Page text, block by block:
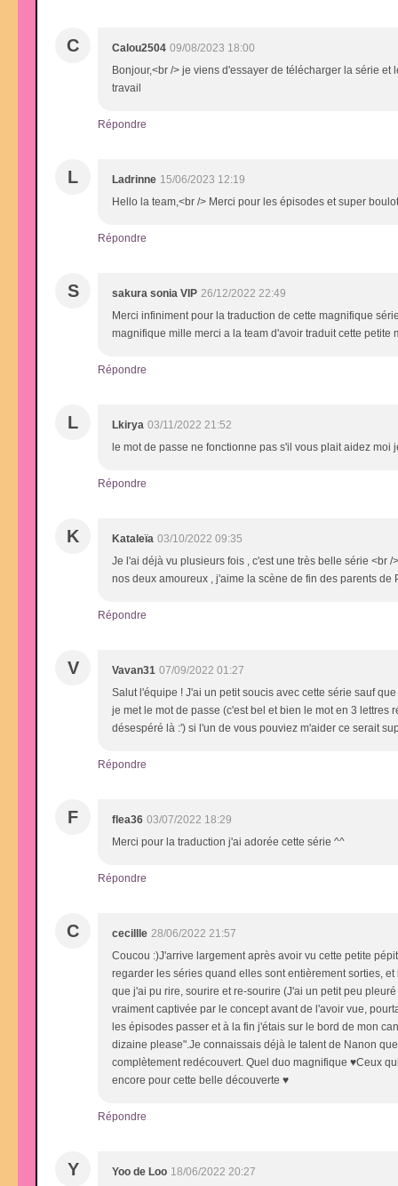
C Calou2504 09/08/2023 18:00
Bonjour,<br /> je viens d'essayer de télécharger la série
travail
Répondre
L Ladrinne 15/06/2023 12:19
Hello la team,<br /> Merci pour les épisodes et super
Répondre
S sakura sonia VIP 26/12/2022 22:49
Merci infiniment pour la traduction de cette magnifique
magnifique mille merci a la team d'avoir traduit cette petite
Répondre
L Lkirya 03/11/2022 21:52
le mot de passe ne fonctionne pas s'il vous plait aidez moi
Répondre
K Kataleïa 03/10/2022 09:35
Je l'ai déjà vu plusieurs fois , c'est une très belle série <br
nos deux amoureux , j'aime la scène de fin des parents
Répondre
V Vavan31 07/09/2022 01:27
Salut l'équipe ! J'ai un petit soucis avec cette série sauf
je met le mot de passe (c'est bel et bien le mot en 3 lettres
désespéré là :') si l'un de vous pouviez m'aider ce serait
Répondre
F flea36 03/07/2022 18:29
Merci pour la traduction j'ai adorée cette série ^^
Répondre
C cecillle 28/06/2022 21:57
Coucou :)J'arrive largement après avoir vu cette petite
regarder les séries quand elles sont entièrement sorties,
que j'ai pu rire, sourire et re-sourire (J'ai un petit peu
vraiment captivée par le concept avant de l'avoir vue,
les épisodes passer et à la fin j'étais sur le bord de mon
dizaine please".Je connaissais déjà le talent de Nanon
complètement redécouvert. Quel duo magnifique ♥Ceux
encore pour cette belle découverte ♥
Répondre
Y Yoo de Loo 18/06/2022 20:27